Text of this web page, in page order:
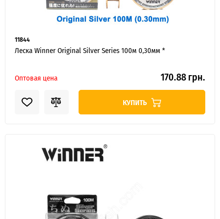
11844
Леска Winner Original Silver Series 100м 0,30мм *
Оптовая цена 170.88 грн.
КУПИТЬ
Я ОПТОВЫЙ ПОКУПАТЕЛЬ